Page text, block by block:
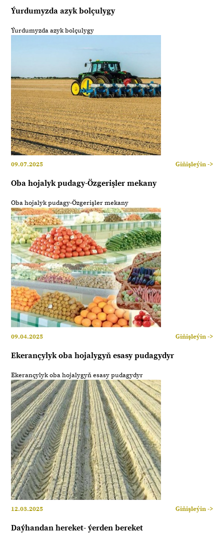
Ýurdumyzda azyk bolçulygy
Ýurdumyzda azyk bolçulygy
09.07.2025 Giňişleýin ->
Oba hojalyk pudagy-Özgerişler mekany
Oba hojalyk pudagy-Özgerişler mekany
09.04.2025 Giňişleýin ->
Ekerançylyk oba hojalygyň esasy pudagydyr
Ekerançylyk oba hojalygyň esasy pudagydyr
12.03.2025 Giňişleýin ->
Daýhandan hereket- ýerden bereket